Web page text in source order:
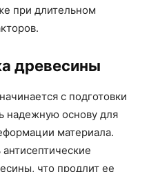
при длительном
древесины
с подготовки
надежную основу для
материала.
что продлит ее